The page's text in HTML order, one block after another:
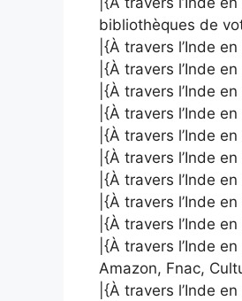
bibliothèques de
|{À travers l’Inde
|{À travers l’Inde
|{À travers l’Inde
|{À travers l’Inde
|{À travers l’Inde
|{À travers l’Inde
|{À travers l’Inde
|{À travers l’Inde
|{À travers l’Inde
|{À travers l’Inde
Amazon, Fnac,
|{À travers l’Inde